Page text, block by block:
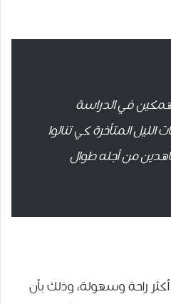
في الدراسة
المتأخرة كي تنالوا
من أجله طوال
راحة وسهولة، وذلك بأن